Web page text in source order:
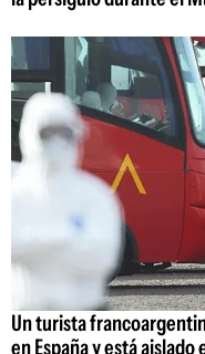
Un turista
en España y está aislado